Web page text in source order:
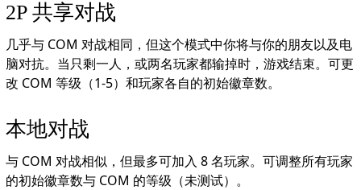
2P 共享对战
几乎与 COM 对战相同，但这个模式中你将与你的朋友以及电
脑对抗。当只剩一人，或两名玩家都输掉时，游戏结束。可更
改 COM 等级（1-5）和玩家各自的初始徽章数。
本地对战
与 COM 对战相似，但最多可加入 8 名玩家。可调整所有玩家
的初始徽章数与 COM 的等级（未测试）。